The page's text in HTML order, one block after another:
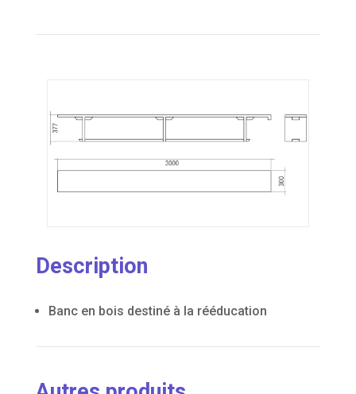
Description
Banc en bois destiné à la rééducation